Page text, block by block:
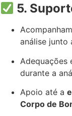
5.
análise junto
Adequações
durante a
Apoio até a
Corpo de